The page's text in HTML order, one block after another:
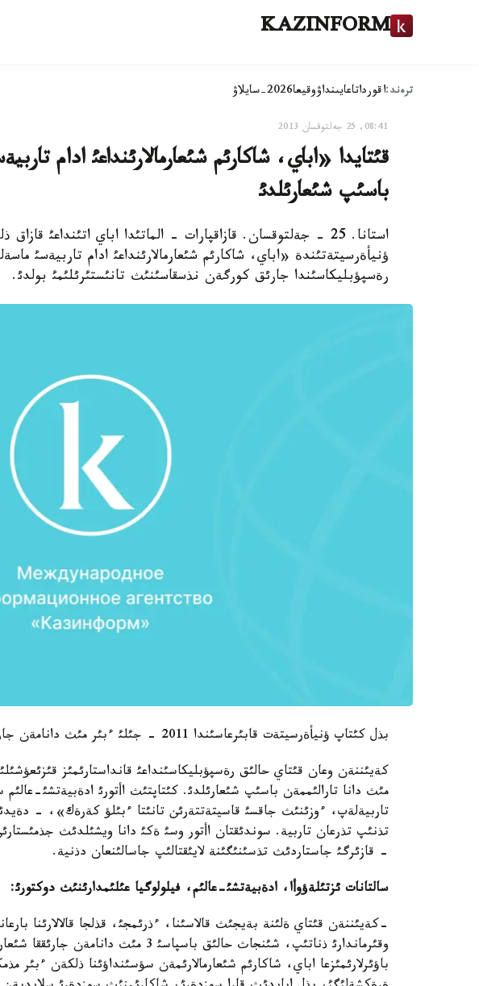
KAZINFORM
ترەند:اقورداتاعايىنداۋوقيعا2026-سايلاۋ
08:41, 25 جەلتوقسان 2013
قئتايدا «اباي، شاكارئم شئعارمالارئنداعئ ادام
باسئپ شئعارئلدئ
استانا. 25 - جةلتوقسان. قازاقپارات - الماتئدا اباي اتئنداعئ
ؤنيأةرسيتةتئندة «اباي، شاكارئم شئعارمالارئنداعئ ادام تاربيةسئ
رةسپؤبليكاسئندا جارئق كورگةن نذسقاسئنئث تانئستئرئلئمئ بولدئ.
بذل كئتاپ ؤنيأةرسيتةت قابئرعاسئندا 2011 - جئلئ ءبئر مئث دانامةن جارئق كورگةن بولاتئن.
مئث دانا تارالئممةن باسئپ شئعارئلدئ. كئتاپتئث اأتورئ ادةبيةتشئ-عالئم
تاربيةلةپ، ءوزئنئث جاقسئ قاسيتةتتةرئن تانئتا ءبئلؤ كةرةك»، -
تذنئپ تذرعان تاربية. سوندئقتان اأتور وسئ ةكئ دانا ويشئلدئث
- قازئرگئ جاستاردئث تذسئنئگئنة لايئقتالئپ جاسالئنعان دذنية.
سالتانات ئزتئلةؤوأا، ادةبيةتشئ-عالئم، فيلولوگيا عئلئمدارئنئث دوكتورئ:
-كةيئننةن قئتاي ةلئنة بةيجئث قالاسئنا، ءذرئمجئ، قذلجا قالالارئنا
وقئرماندارئ ذناتئپ، شئنجاث حالئق
باؤئرلارئمئزعا اباي، شاكارئم شئعارمالارئمةن سؤسئنداؤئنا ذلكةن ءبئر